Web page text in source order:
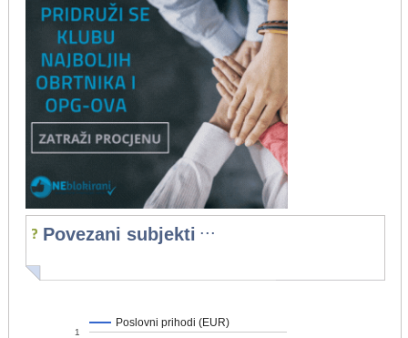
Povezani subjekti ...
Poslovni prihodi (EUR)
1